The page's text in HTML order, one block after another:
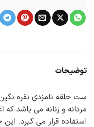
توضیحات
مردانه و زنانه می باشد که